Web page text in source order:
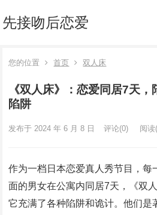
先接吻后恋爱
您的位置 首页 双人床
《双人床》：恋爱同居7天
陷阱
发布于 2024 年 6 月 8 日 评论(0) 阅读
作为一档日本恋爱真人秀节目，每
面的男女在公寓内同居7天，《双
它充满了各种陷阱和诡计。他们是